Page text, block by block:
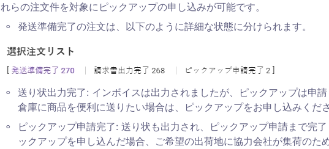
れらの注文件を対象にピックアップの申し込みが可能です。
◦ 発送準備完了の注文は、以下のように詳細な状態に分けられます。
◦
送り状出力完了: インボイスは出力されましたが、ピックアップは申
倉庫に商品を便利に送りたい場合は、ピックアップをお申し込みくださ
◦
ピックアップ申請完了: 送り状も出力され、ピックアップ申請まで完
ックアップを申し込んだ場合、ご希望の出荷地に協力会社が集荷のた